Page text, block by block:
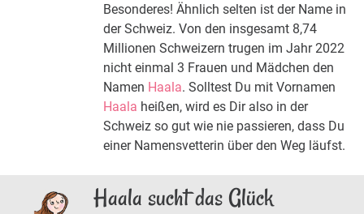
Besonderes! Ähnlich selten ist der Name in
der Schweiz. Von den insgesamt 8,74
Millionen Schweizern trugen im Jahr 2022
nicht einmal 3 Frauen und Mädchen den
Namen Haala. Solltest Du mit Vornamen
Haala heißen, wird es Dir also in der
Schweiz so gut wie nie passieren, dass Du
einer Namensvetterin über den Weg läufst.
Haala sucht das Glück